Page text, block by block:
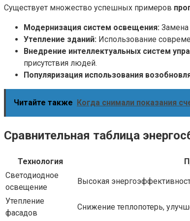
Существует множество успешных примеров
Модернизация систем освещения: Замена
Утепление зданий: Использование
Внедрение интеллектуальных систем
присутствия людей.
Популяризация использования
Читайте также Когда снимали показания
Сравнительная таблица
Технология
Светодиодное
освещение
Высокая
Утепление
фасадов
Снижение теплопотерь,